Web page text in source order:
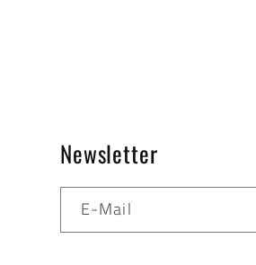
Newsletter
E-Mail